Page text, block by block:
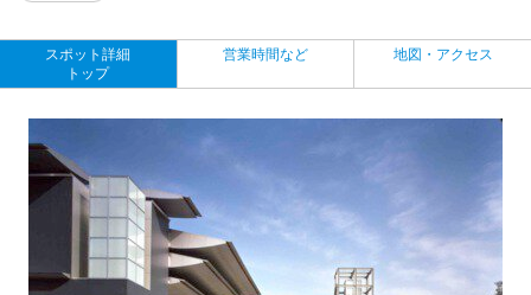
スポット詳細
トップ
営業時間など 地図・アクセス